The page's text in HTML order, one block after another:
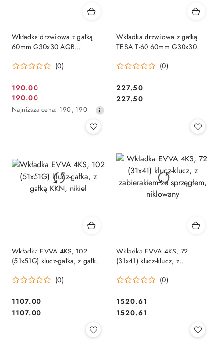
Wkładka drzwiowa z gałką
60mm G30x30 AGB
C620122525 (0)
Cena
promocyjna:
190.00
Cena
promocyjna:
190.00
Najniższa
obniżką
Najniższa cena: 190, 190
Wkładka drzwiowa z gałką
TESA T-60 60mm G30x30
(0)
Cena:
227.50
Cena:
227.50
Wkładka EVVA 4KS, 102
(51x51G) klucz-gałka, z gałką
(0)
Cena:
1107.00
Cena:
1107.00
Wkładka EVVA 4KS, 72
(31x41) klucz-klucz, z
niklowany
(0)
Cena:
1520.61
Cena:
1520.61